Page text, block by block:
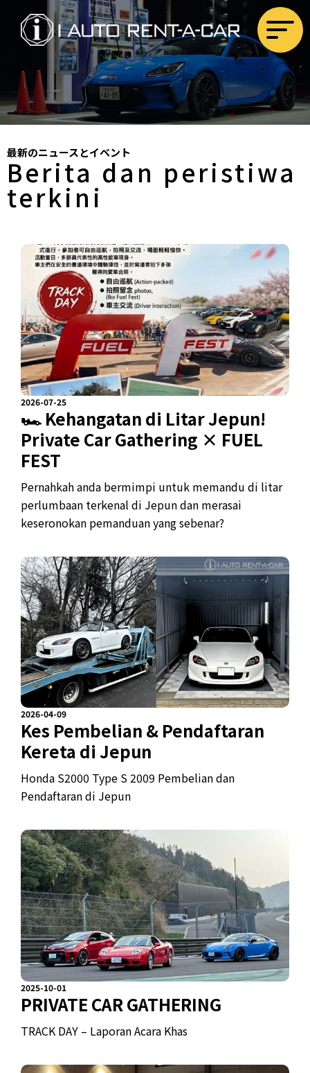
最新のニュースとイベント
Berita dan peristiwa
terkini
2026-07-25
🏎️ Kehangatan di Litar Jepun!
Private Car Gathering × FUEL
FEST
Pernahkah anda bermimpi untuk memandu di litar
perlumbaan terkenal di Jepun dan merasai
keseronokan pemanduan yang sebenar?
2026-04-09
Kes Pembelian & Pendaftaran
Kereta di Jepun
Honda S2000 Type S 2009 Pembelian dan
Pendaftaran di Jepun
2025-10-01
PRIVATE CAR GATHERING
TRACK DAY – Laporan Acara Khas